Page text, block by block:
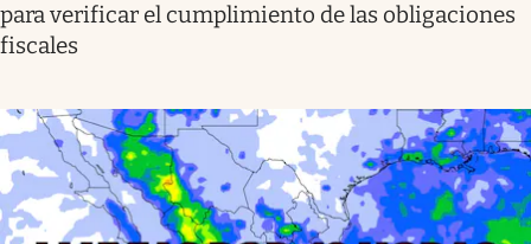
para verificar el cumplimiento de las obligaciones
fiscales